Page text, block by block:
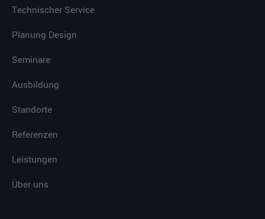
Technischer Service
Planung Design
Seminare
Ausbildung
Standorte
Referenzen
Leistungen
Über uns